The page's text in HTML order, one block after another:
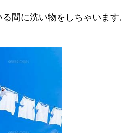
間に洗い物をしちゃいま